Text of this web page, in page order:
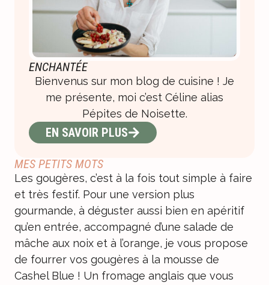
MES PETITS MOTS
Les gougères, c’est à la fois tout simple à faire
et très festif. Pour une version plus
gourmande, à déguster aussi bien en apéritif
qu’en entrée, accompagné d’une salade de
mâche aux noix et à l’orange, je vous propose
de fourrer vos gougères à la mousse de
Cashel Blue ! Un fromage anglais que vous
ENCHANTÉE
Bienvenus sur mon blog de cuisine ! Je
me présente, moi c’est Céline alias
Pépites de Noisette.
EN SAVOIR PLUS